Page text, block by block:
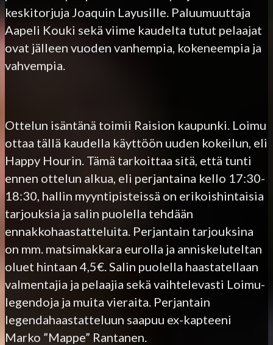
keskitorjuja Joaquin Layusille. Paluumuuttaja
Aapeli Kouki sekä viime kaudelta tutut pelaajat
ovat jälleen vuoden vanhempia, kokeneempia ja
vahvempia.
Ottelun isäntänä toimii Raision kaupunki. Loimu
ottaa tällä kaudella käyttöön uuden kokeilun, eli
Happy Hourin. Tämä tarkoittaa sitä, että tunti
ennen ottelun alkua, eli perjantaina kello 17:30-
18:30, hallin myyntipisteissä on erikoishintaisia
tarjouksia ja salin puolella tehdään
ennakkohaastatteluita. Perjantain tarjouksina
on mm. matsimakkara eurolla ja anniskeluteltan
oluet hintaan 4,5€. Salin puolella haastatellaan
valmentajia ja pelaajia sekä vaihtelevasti Loimu-
legendoja ja muita vieraita. Perjantain
legendahaastatteluun saapuu ex-kapteeni
Marko ”Mappe” Rantanen.